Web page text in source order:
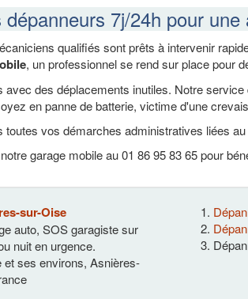
7j/24h pour
qualifiés sont prêts à intervenir
, un professionnel se rend sur place pour
avec des déplacements inutiles. Notre
en panne de batterie, victime d'une
vos démarches administratives liées
garage mobile au 01 86 95 83 65 pour
sur-Oise
auto, SOS garagiste sur
nuit en urgence.
et ses environs, Asnières-